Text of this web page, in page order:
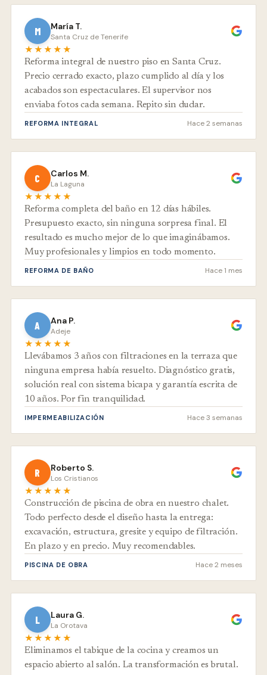
M María T.
Santa Cruz de Tenerife
★★★★★
Reforma integral de nuestro piso en Santa Cruz.
Precio cerrado exacto, plazo cumplido al día y los
acabados son espectaculares. El supervisor nos
enviaba fotos cada semana. Repito sin dudar.
REFORMA INTEGRAL Hace 2 semanas
C Carlos M.
La Laguna
★★★★★
Reforma completa del baño en 12 días hábiles.
Presupuesto exacto, sin ninguna sorpresa final. El
resultado es mucho mejor de lo que imaginábamos.
Muy profesionales y limpios en todo momento.
REFORMA DE BAÑO Hace 1 mes
A Ana P.
Adeje
★★★★★
Llevábamos 3 años con filtraciones en la terraza que
ninguna empresa había resuelto. Diagnóstico gratis,
solución real con sistema bicapa y garantía escrita de
10 años. Por fin tranquilidad.
IMPERMEABILIZACIÓN Hace 3 semanas
R Roberto S.
Los Cristianos
★★★★★
Construcción de piscina de obra en nuestro chalet.
Todo perfecto desde el diseño hasta la entrega:
excavación, estructura, gresite y equipo de filtración.
En plazo y en precio. Muy recomendables.
PISCINA DE OBRA Hace 2 meses
L Laura G.
La Orotava
★★★★★
Eliminamos el tabique de la cocina y creamos un
espacio abierto al salón. La transformación es brutal.